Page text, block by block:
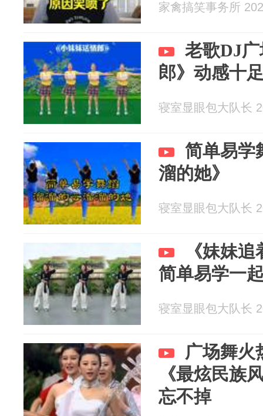
家禽搞笑事务所
老歌DJ
郎》动感十
寝室显眼包大队长
简单易学
溜的她》
寝室显眼包大队长
《妹妹
简单易学一
寝室显眼包大队长
广场舞火
《最炫民族
忘不掉